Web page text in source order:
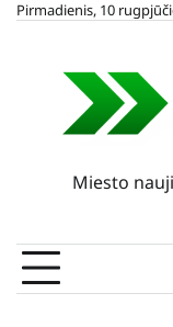
SkipPirmadienis, 10
Miesto